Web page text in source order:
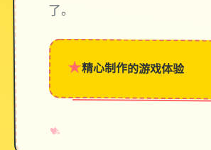
了。
★精心制作的游戏体验
♥
✧
→